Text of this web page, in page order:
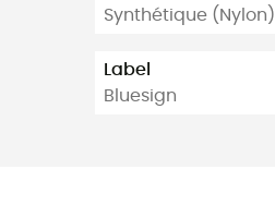
Synthétique (Nylon)
Label
Bluesign